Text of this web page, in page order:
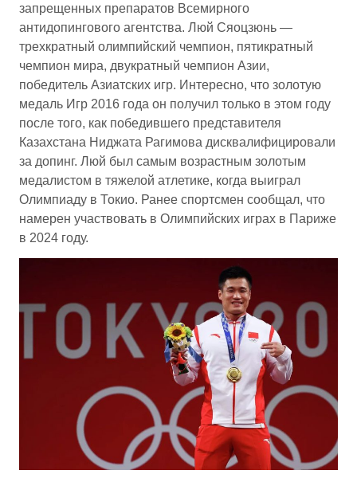
запрещенных препаратов Всемирного
антидопингового агентства. Люй Сяоцзюнь —
трехкратный олимпийский чемпион, пятикратный
чемпион мира, двукратный чемпион Азии,
победитель Азиатских игр. Интересно, что золотую
медаль Игр 2016 года он получил только в этом году
после того, как победившего представителя
Казахстана Ниджата Рагимова дисквалифицировали
за допинг. Люй был самым возрастным золотым
медалистом в тяжелой атлетике, когда выиграл
Олимпиаду в Токио. Ранее спортсмен сообщал, что
намерен участвовать в Олимпийских играх в Париже
в 2024 году.